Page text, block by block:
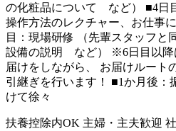
の化粧品について など） ■4日
操作方法のレクチャー、お仕事
目：現場研修 （先輩スタッフと
設備の説明 など） ※6日目以降
届けをしながら、 お届けルート
引継ぎを行います！ ■1か月後：
けて徐々
扶養控除内OK 主婦・主夫歓迎